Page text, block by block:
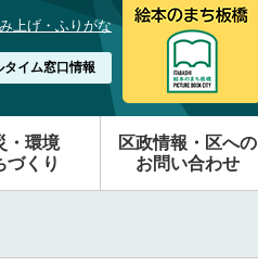
上げ・ふりがな
タイム窓口情報
・環境
づくり
区政情報・区への
お問い合わせ